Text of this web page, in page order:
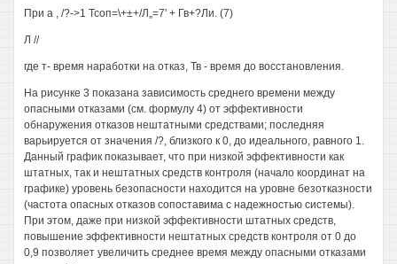
При а , /?->1 Тсоп=\+±+/Л„=7' + Гв+?Ли. (7)
Л //
где т- время наработки на отказ, Тв - время до восстановления.
На рисунке 3 показана зависимость среднего времени между
опасными отказами (см. формулу 4) от эффективности
обнаружения отказов нештатными средствами; последняя
варьируется от значения /?, близкого к 0, до идеального, равного 1.
Данный график показывает, что при низкой эффективности как
штатных, так и нештатных средств контроля (начало координат на
графике) уровень безопасности находится на уровне безотказности
(частота опасных отказов сопоставима с надежностью системы).
При этом, даже при низкой эффективности штатных средств,
повышение эффективности нештатных средств контроля от 0 до
0,9 позволяет увеличить среднее время между опасными отказами